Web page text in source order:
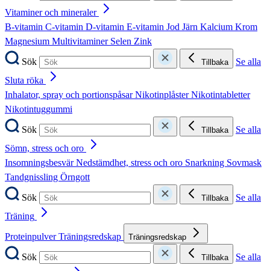
Vitaminer och mineraler
B-vitamin C-vitamin D-vitamin E-vitamin Jod Järn Kalcium Krom
Magnesium Multivitaminer Selen Zink
Sök
Tillbaka
Se alla
Sluta röka
Inhalator, spray och portionspåsarNikotinplåsterNikotintabletter
Nikotintuggummi
Sök
Tillbaka
Se alla
Sömn, stress och oro
InsomningsbesvärNedstämdhet, stress och oro Snarkning Sovmask
Tandgnissling Örngott
Sök
Tillbaka
Se alla
Träning
ProteinpulverTräningsredskap Träningsredskap
Sök Tillbaka
Se alla